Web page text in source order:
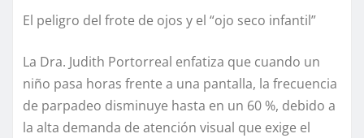
El peligro del frote de ojos y el “ojo seco infantil”
La Dra. Judith Portorreal enfatiza que cuando un
niño pasa horas frente a una pantalla, la frecuencia
de parpadeo disminuye hasta en un 60 %, debido a
la alta demanda de atención visual que exige el